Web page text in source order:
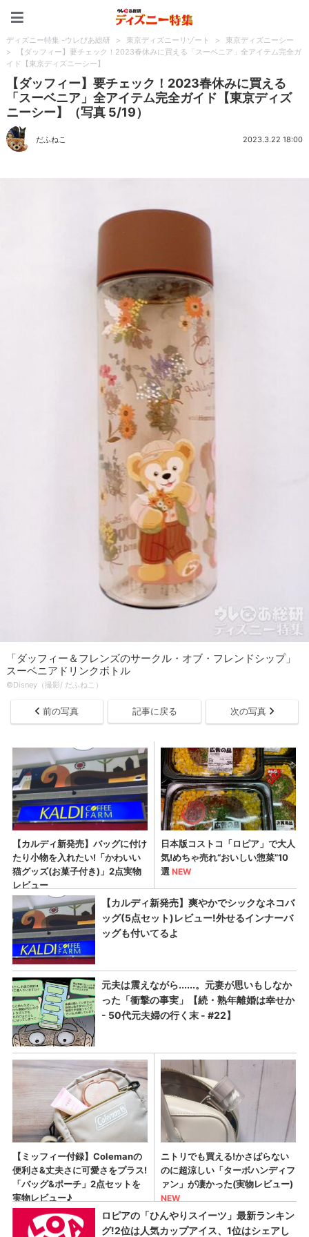
ディズニー特集 -ウレぴあ総研 > 東京ディズニーリゾート >
東京ディズニーシー
>
【ダッフィー】要チェック！2023春休みに買える「スーベニア」全アイテム完全ガ
イド【東京ディズニーシー】
【ダッフィー】要チェック！2023春休みに買える
「スーベニア」全アイテム完全ガイド【東京ディズ
ニーシー】（写真 5/19）
だふねこ 2023.3.22 18:00
「ダッフィー＆フレンズのサークル・オブ・フレンドシップ」
スーベニアドリンクボトル
©Disney（撮影/ だふねこ）
前の写真 記事に戻る 次の写真